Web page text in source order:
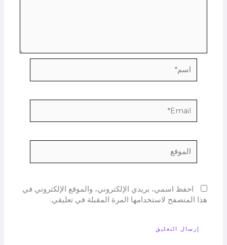
احفظ اسمي، بريدي الإلكتروني، والموقع الإلكتروني في
هذا المتصفح لاستخدامها المرة المقبلة في تعليقي.